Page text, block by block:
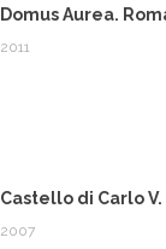
Domus Aurea.
2011
Castello di Carlo
2007